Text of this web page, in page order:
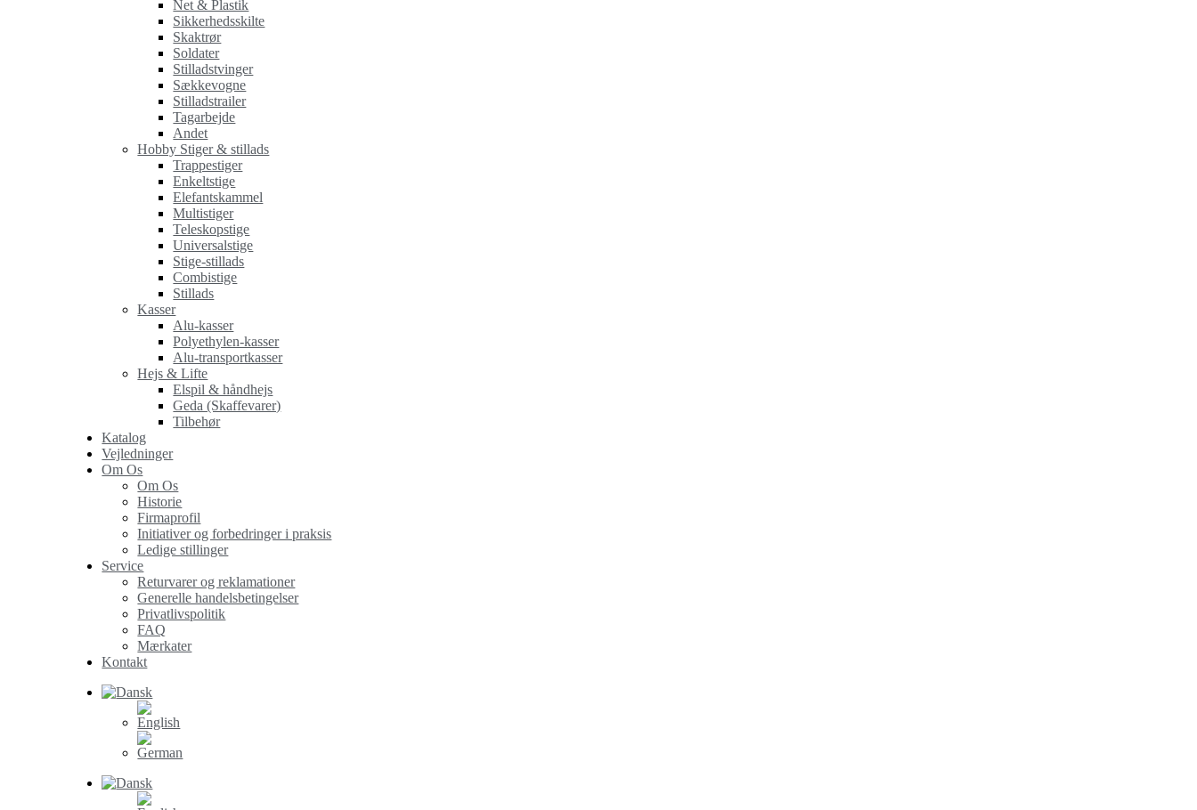
Net & Plastik
Sikkerhedsskilte
Skaktrør
Soldater
Stilladstvinger
Sækkevogne
Stilladstrailer
Tagarbejde
Andet
Hobby Stiger & stillads
Trappestiger
Enkeltstige
Elefantskammel
Multistiger
Teleskopstige
Universalstige
Stige-stillads
Combistige
Stillads
Kasser
Alu-kasser
Polyethylen-kasser
Alu-transportkasser
Hejs & Lifte
Elspil & håndhejs
Geda (Skaffevarer)
Tilbehør
Katalog
Vejledninger
Om Os
Om Os
Historie
Firmaprofil
Initiativer og forbedringer i praksis
Ledige stillinger
Service
Returvarer og reklamationer
Generelle handelsbetingelser
Privatlivspolitik
FAQ
Mærkater
Kontakt